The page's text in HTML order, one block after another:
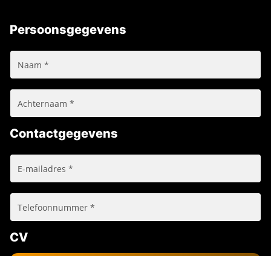
Persoonsgegevens
Contactgegevens
CV